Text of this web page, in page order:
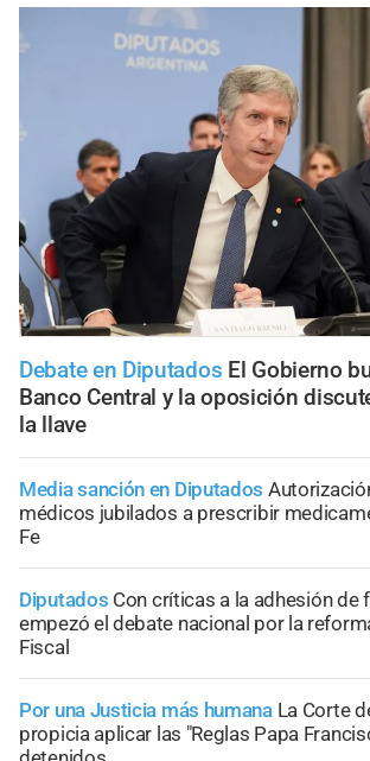
Debate en Diputados El Gobierno
Banco Central y la oposición
la llave
Media sanción en Diputados
médicos jubilados a prescribir
Fe
Diputados Con críticas a la adhesión de
empezó el debate nacional por la
Fiscal
Por una Justicia más humana La Corte
propicia aplicar las "Reglas Papa